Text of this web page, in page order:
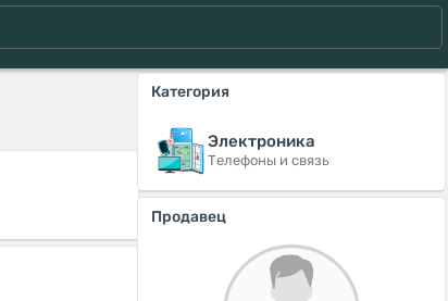
Категория
Электроника
Телефоны и связь
Продавец